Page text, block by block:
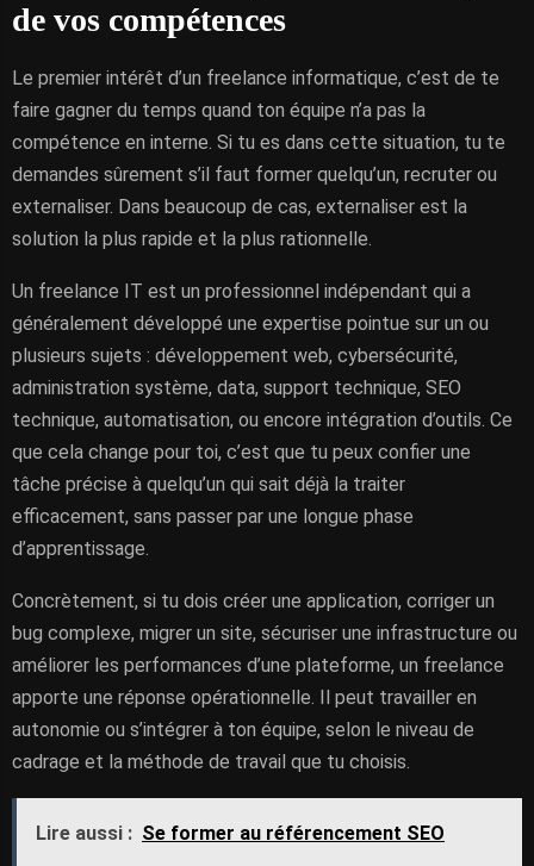
de vos compétences
Le premier intérêt d’un freelance informatique, c’est de te
faire gagner du temps quand ton équipe n’a pas la
compétence en interne. Si tu es dans cette situation, tu te
demandes sûrement s’il faut former quelqu’un, recruter ou
externaliser. Dans beaucoup de cas, externaliser est la
solution la plus rapide et la plus rationnelle.
Un freelance IT est un professionnel indépendant qui a
généralement développé une expertise pointue sur un ou
plusieurs sujets : développement web, cybersécurité,
administration système, data, support technique, SEO
technique, automatisation, ou encore intégration d’outils. Ce
que cela change pour toi, c’est que tu peux confier une
tâche précise à quelqu’un qui sait déjà la traiter
efficacement, sans passer par une longue phase
d’apprentissage.
Concrètement, si tu dois créer une application, corriger un
bug complexe, migrer un site, sécuriser une infrastructure ou
améliorer les performances d’une plateforme, un freelance
apporte une réponse opérationnelle. Il peut travailler en
autonomie ou s’intégrer à ton équipe, selon le niveau de
cadrage et la méthode de travail que tu choisis.
Lire aussi : Se former au référencement SEO